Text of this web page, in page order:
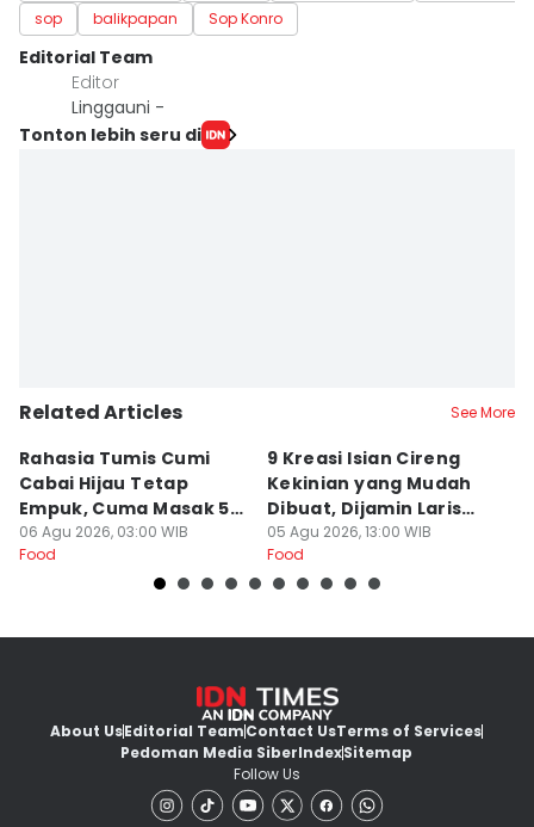
sop
balikpapan Sop Konro
Editorial Team
Editor
Linggauni -
Tonton lebih seru di
Related Articles See More
Rahasia Tumis Cumi
Cabai Hijau Tetap
Empuk, Cuma Masak 5
Menit!
06 Agu 2026, 03:00 WIB
Food
9 Kreasi Isian Cireng
Kekinian yang Mudah
Dibuat, Dijamin Laris
untuk Jualan
05 Agu 2026, 13:00 WIB
Food
About UsEditorial TeamContact UsTerms of Services
Pedoman Media SiberIndexSitemap
Follow Us